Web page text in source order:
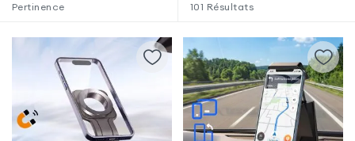
Pertinence 101 Résultats